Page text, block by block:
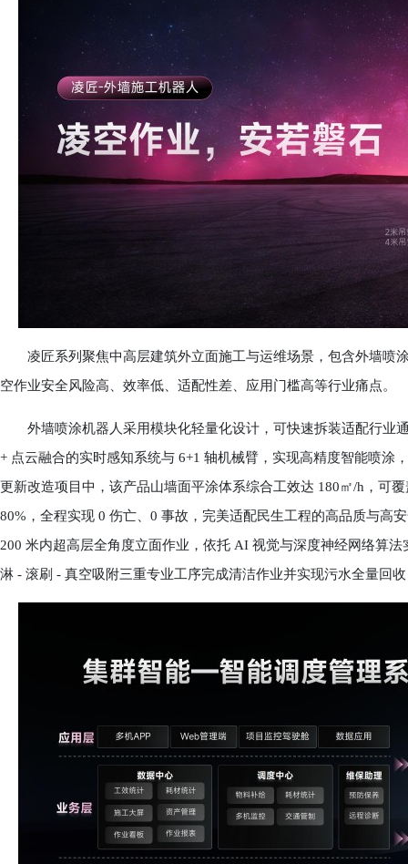
凌匠系列聚焦中高层建筑外立面施工与运维场景，包含外墙喷
空作业安全风险高、效率低、适配性差、应用门槛高等行业痛点。
外墙喷涂机器人采用模块化轻量化设计，可快速拆装适配行业
+ 点云融合的实时感知系统与 6+1 轴机械臂，实现高精度智能喷涂
更新改造项目中，该产品山墙面平涂体系综合工效达 180㎡/h，可
80%，全程实现 0 伤亡、0 事故，完美适配民生工程的高品质与高
200 米内超高层全角度立面作业，依托 AI 视觉与深度神经网络算
淋 - 滚刷 - 真空吸附三重专业工序完成清洁作业并实现污水全量回